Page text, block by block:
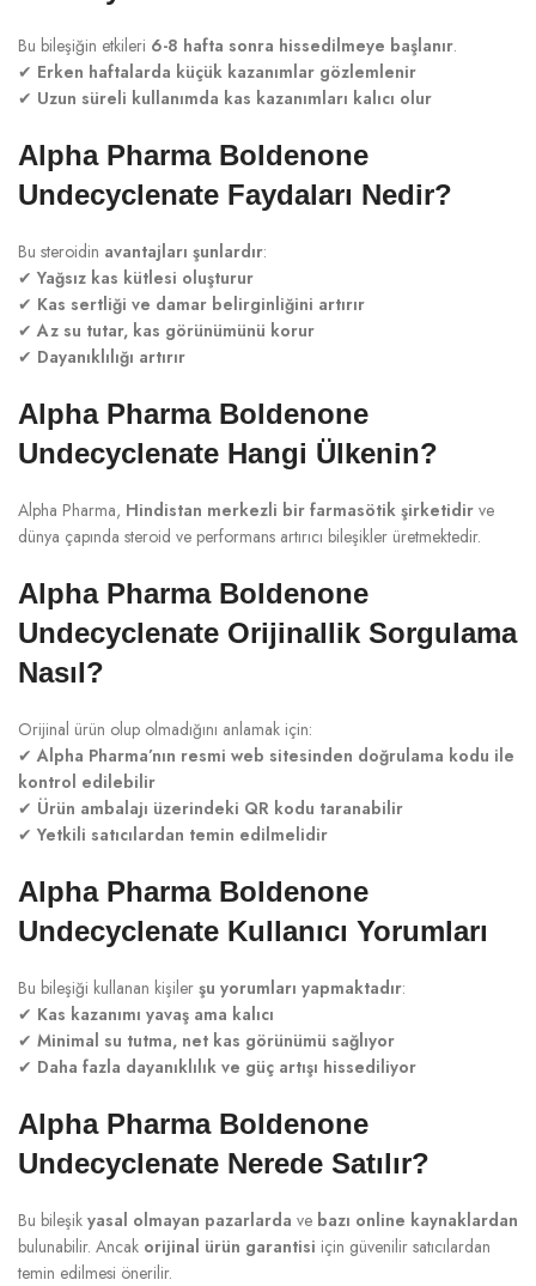
Bu bileşiğin etkileri 6-8 hafta sonra hissedilmeye başlanır.
✔ Erken haftalarda küçük kazanımlar gözlemlenir
✔ Uzun süreli kullanımda kas kazanımları kalıcı olur
Alpha Pharma Boldenone
Undecyclenate Faydaları Nedir?
Bu steroidin avantajları şunlardır:
✔ Yağsız kas kütlesi oluşturur
✔ Kas sertliği ve damar belirginliğini artırır
✔Az su tutar, kas görünümünü korur
✔ Dayanıklılığı artırır
Alpha Pharma Boldenone
Undecyclenate Hangi Ülkenin?
Alpha Pharma, Hindistan merkezli bir farmasötik şirketidir ve
dünya çapında steroid ve performans artırıcı bileşikler üretmektedir.
Alpha Pharma Boldenone
Undecyclenate Orijinallik Sorgulama
Nasıl?
Orijinal ürün olup olmadığını anlamak için:
✔Alpha Pharma’nın resmi web sitesinden doğrulama kodu ile
kontrol edilebilir
✔ Ürün ambalajı üzerindeki QR kodu taranabilir
✔ Yetkili satıcılardan temin edilmelidir
Alpha Pharma Boldenone
Undecyclenate Kullanıcı Yorumları
Bu bileşiği kullanan kişiler şu yorumları yapmaktadır:
✔ Kas kazanımı yavaş ama kalıcı
✔ Minimal su tutma, net kas görünümü sağlıyor
✔ Daha fazla dayanıklılık ve güç artışı hissediliyor
Alpha Pharma Boldenone
Undecyclenate Nerede Satılır?
Bu bileşik yasal olmayan pazarlarda ve bazı online kaynaklardan
bulunabilir. Ancak orijinal ürün garantisi için güvenilir satıcılardan
temin edilmesi önerilir.